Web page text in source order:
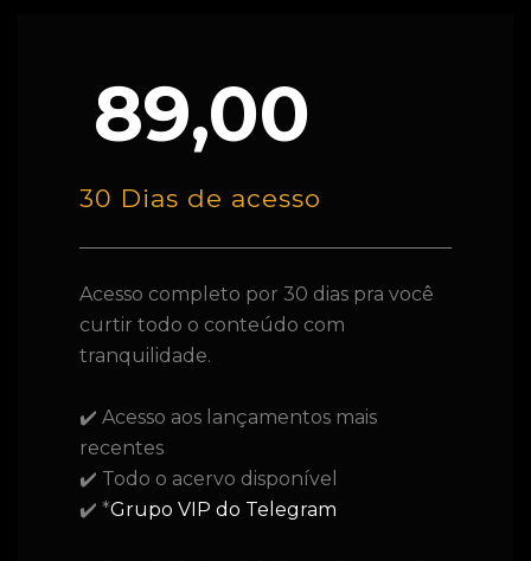
89,00
30 Dias de acesso
Acesso completo por 30 dias pra você
curtir todo o conteúdo com
tranquilidade.
✔️ Acesso aos lançamentos mais
recentes
✔️ Todo o acervo disponível
✔️ *Grupo VIP do Telegram